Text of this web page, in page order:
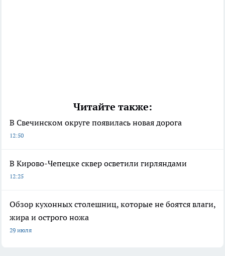
Читайте также:
В Свечинском округе появилась новая дорога
12:50
В Кирово-Чепецке сквер осветили гирляндами
12:25
Обзор кухонных столешниц, которые не боятся влаги,
жира и острого ножа
29 июля